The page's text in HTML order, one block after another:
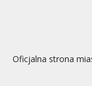
Oficjalna strona